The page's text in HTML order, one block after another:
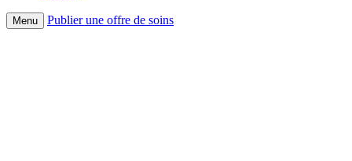
Menu Publier une offre de soins